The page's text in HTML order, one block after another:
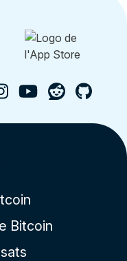
Bitcoin